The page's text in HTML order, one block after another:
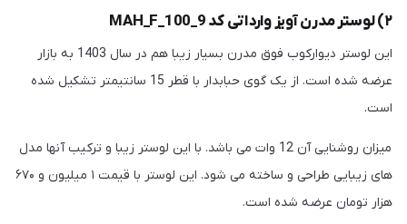
۲) لوستر مدرن آویز وارداتی کد MAH_F_100_9
این لوستر دیوارکوب فوق مدرن بسیار زیبا هم در سال 1403 به بازار
عرضه شده است. از یک گوی حبابدار با قطر 15 سانتیمتر تشکیل شده
است.
میزان روشنایی آن 12 وات می باشد. با این لوستر زیبا و ترکیب آنها مدل
های زیبایی طراحی و ساخته می شود. این لوستر با قیمت ۱ میلیون و ۶۷۰
هزار تومان عرضه شده است.